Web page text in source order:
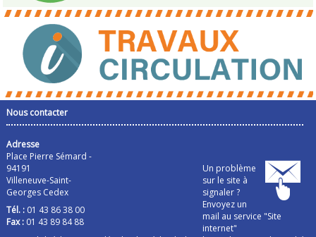
Nous contacter
Adresse
Place Pierre Sémard -
94191
Villeneuve-Saint-
Georges Cedex
Tél. :01 43 86 38 00
Fax :01 43 89 84 88
Un problème
sur le site à
signaler ?
Envoyez un
mail au service "Site
internet"